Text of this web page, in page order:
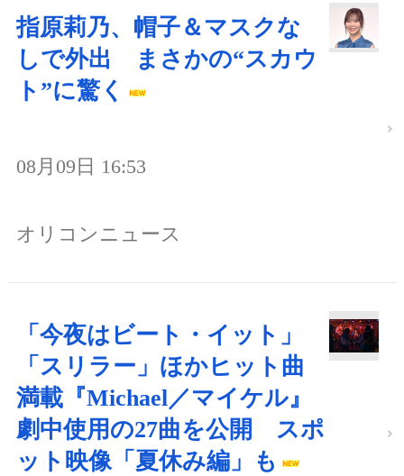
指原莉乃、帽子＆マスクな
しで外出 まさかの“スカウ
ト”に驚く
08月09日 16:53
オリコンニュース
「今夜はビート・イット」
「スリラー」ほかヒット曲
満載『Michael／マイケル』
劇中使用の27曲を公開 スポ
ット映像「夏休み編」も